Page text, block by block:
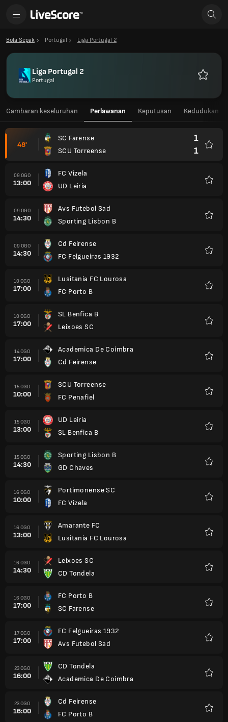
Bola Sepak Portugal Liga Portugal 2
Liga Portugal 2
Portugal
Gambaran keseluruhan Perlawanan Keputusan Kedudukan
48'
SC Farense
SCU Torreense
1
1
09 OGO
13:00
FC Vizela
UD Leiria
09 OGO
14:30
Avs Futebol Sad
Sporting Lisbon B
09 OGO
14:30
Cd Feirense
FC Felgueiras 1932
10 OGO
17:00
Lusitania FC Lourosa
FC Porto B
10 OGO
17:00
SL Benfica B
Leixoes SC
14 OGO
17:00
Academica De Coimbra
Cd Feirense
15 OGO
10:00
SCU Torreense
FC Penafiel
15 OGO
13:00
UD Leiria
SL Benfica B
15 OGO
14:30
Sporting Lisbon B
GD Chaves
16 OGO
10:00
Portimonense SC
FC Vizela
16 OGO
13:00
Amarante FC
Lusitania FC Lourosa
16 OGO
14:30
Leixoes SC
CD Tondela
16 OGO
17:00
FC Porto B
SC Farense
17 OGO
17:00
FC Felgueiras 1932
Avs Futebol Sad
23 OGO
16:00
CD Tondela
Academica De Coimbra
23 OGO
16:00
Cd Feirense
FC Porto B